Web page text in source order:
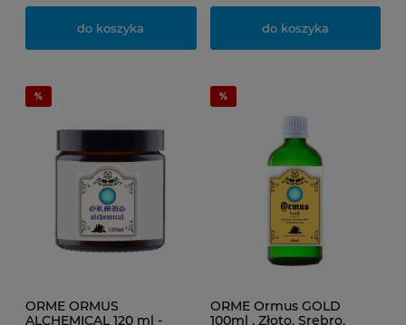
do koszyka do koszyka
ORME ORMUS
ALCHEMICAL 120 ml -
ORME Ormus GOLD
100ml , Złoto, Srebro,